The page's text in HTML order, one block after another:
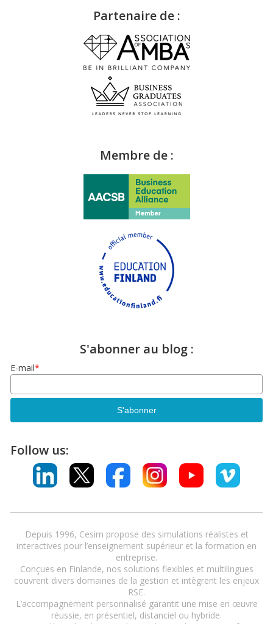
Partenaire de :
Membre de :
S'abonner au blog :
E-mail*
Follow us:
Depuis 1996, Cesim propose des simulations réalistes et
interactives pour l’enseignement supérieur et la formation en
entreprise.
Conçues en Finlande, nos solutions flexibles et multilingues
couvrent divers domaines de la gestion et intègrent les enjeux
RSE.
L’accompagnement personnalisé garantit une mise en œuvre
réussie, en présentiel, distanciel ou hybride.